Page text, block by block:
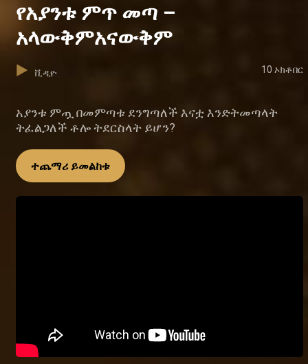
የአያንቱ ምጥ መጣ –
አላውቅምአናውቅም
ቪዲዮ 10 ኦክቶበር
አያንቱ ምጧ በመምጣቱ ደንግጣለች እናቷ እንድትመጣላት
ትፈልጋለች ቶሎ ትደርስላት ይሆን?
ተጨማሪ ይመልከቱ